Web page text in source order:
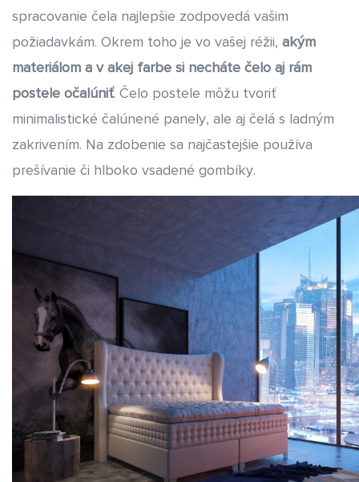
spracovanie čela najlepšie zodpovedá vašim
požiadavkám. Okrem toho je vo vašej réžii, akým
materiálom a v akej farbe si necháte čelo aj rám
postele očalúniť. Čelo postele môžu tvoriť
minimalistické čalúnené panely, ale aj čelá s ladným
zakrivením. Na zdobenie sa najčastejšie používa
prešívanie či hlboko vsadené gombíky.